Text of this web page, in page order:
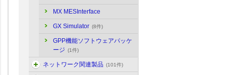
MX MESInterface
GX Simulator (8件)
GPP機能ソフトウェアパッケ
ージ (1件)
ネットワーク関連製品 (101件)